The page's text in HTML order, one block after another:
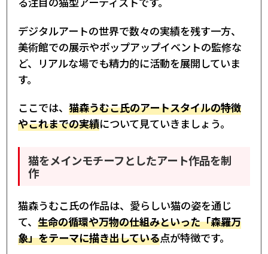
デジタルアートの世界で数々の実績を残す一方、
美術館での展示やポップアップイベントの監修な
ど、リアルな場でも精力的に活動を展開していま
す。
ここでは、 猫森うむこ氏のアートスタイルの特徴
やこれまでの実績について見ていきましょう。
猫をメインモチーフとしたアート作品を制
作
猫森うむこ氏の作品は、愛らしい猫の姿を通じ
て、 生命の循環や万物の仕組みといった「森羅万
象」をテーマに描き出している点が特徴です。